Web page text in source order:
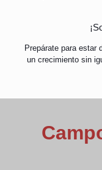
Prepárate para estar
un crecimiento sin